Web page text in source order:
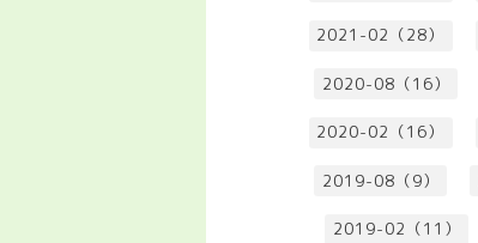
2021-02（28）
2020-08（16）
2020-02（16）
2019-08（9）
2019-02（11）